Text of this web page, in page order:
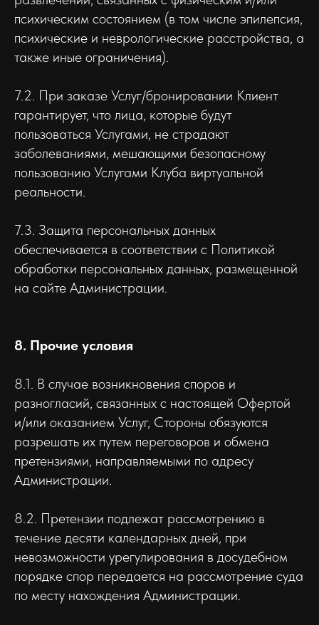
психическим состоянием (в том числе эпилепсия,
психические и неврологические расстройства, а
также иные ограничения).
7.2. При заказе Услуг/бронировании Клиент
гарантирует, что лица, которые будут
пользоваться Услугами, не страдают
заболеваниями, мешающими безопасному
пользованию Услугами Клуба виртуальной
реальности.
7.3. Защита персональных данных
обеспечивается в соответствии с Политикой
обработки персональных данных, размещенной
на сайте Администрации.
8. Прочие условия
8.1. В случае возникновения споров и
разногласий, связанных с настоящей Офертой
и/или оказанием Услуг, Стороны обязуются
разрешать их путем переговоров и обмена
претензиями, направляемыми по адресу
Администрации.
8.2. Претензии подлежат рассмотрению в
течение десяти календарных дней, при
невозможности урегулирования в досудебном
порядке спор передается на рассмотрение суда
по месту нахождения Администрации.